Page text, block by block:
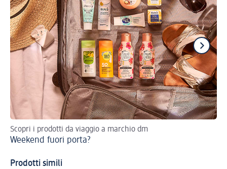
Scopri i prodotti da viaggio a marchio dm
Weekend fuori porta?
Prodotti simili